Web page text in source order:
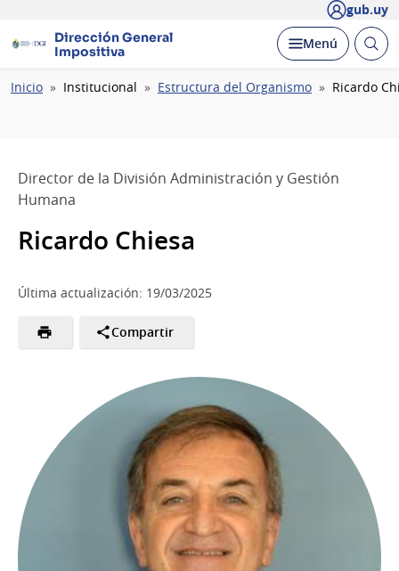
gub.uy
Dirección General
Impositiva
Desplegar
Menú Abrir
Ruta
Inicio Institucional Estructura del Organismo Ricardo
Director de la División Administración y Gestión
Humana
Ricardo Chiesa
Última actualización: 19/03/2025
Compartir